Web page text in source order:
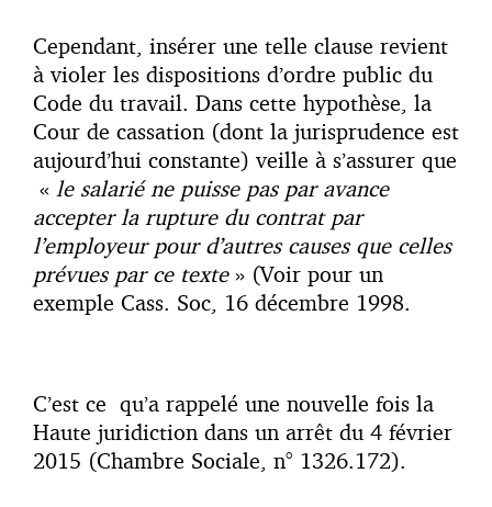
Cependant, insérer une telle clause revient
à violer les dispositions d’ordre public du
Code du travail. Dans cette hypothèse, la
Cour de cassation (dont la jurisprudence est
aujourd’hui constante) veille à s’assurer que
« le salarié ne puisse pas par avance
accepter la rupture du contrat par
l’employeur pour d’autres causes que celles
prévues par ce texte» (Voir pour un
exemple Cass. Soc, 16 décembre 1998.
C’est ce qu’a rappelé une nouvelle fois la
Haute juridiction dans un arrêt du 4 février
2015 (Chambre Sociale, n° 1326.172).